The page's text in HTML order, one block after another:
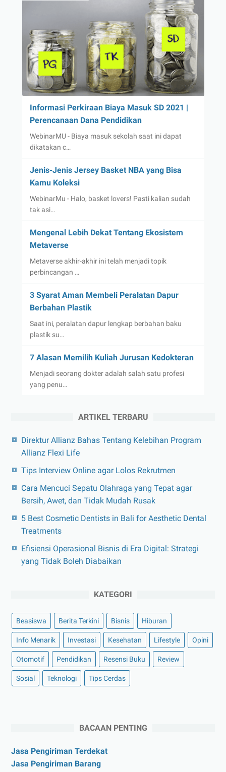
Informasi Perkiraan Biaya Masuk SD 2021 |
Perencanaan Dana Pendidikan
WebinarMU - Biaya masuk sekolah saat ini dapat
dikatakan c…
Jenis-Jenis Jersey Basket NBA yang Bisa
Kamu Koleksi
WebinarMu - Halo, basket lovers! Pasti kalian sudah
tak asi…
Mengenal Lebih Dekat Tentang Ekosistem
Metaverse
Metaverse akhir-akhir ini telah menjadi topik
perbincangan …
3 Syarat Aman Membeli Peralatan Dapur
Berbahan Plastik
Saat ini, peralatan dapur lengkap berbahan baku
plastik su…
7 Alasan Memilih Kuliah Jurusan Kedokteran
Menjadi seorang dokter adalah salah satu profesi
yang penu…
ARTIKEL TERBARU
Direktur Allianz Bahas Tentang Kelebihan Program
Allianz Flexi Life
Tips Interview Online agar Lolos Rekrutmen
Cara Mencuci Sepatu Olahraga yang Tepat agar
Bersih, Awet, dan Tidak Mudah Rusak
5 Best Cosmetic Dentists in Bali for Aesthetic Dental
Treatments
Efisiensi Operasional Bisnis di Era Digital: Strategi
yang Tidak Boleh Diabaikan
KATEGORI
Beasiswa Berita Terkini Bisnis Hiburan
Info Menarik Investasi Kesehatan Lifestyle Opini
Otomotif Pendidikan Resensi Buku Review
Sosial Teknologi Tips Cerdas
BACAAN PENTING
Jasa Pengiriman Terdekat
Jasa Pengiriman Barang